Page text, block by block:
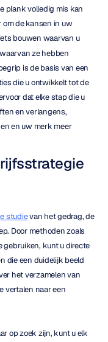
plank volledig mis kan
de kansen in uw
voordeel te keren. Het is het verschil tussen iets bouwen waarvan u
ze hebben
is de basis van een
die u ontwikkelt tot de
dat elke stap die u
en verlangens,
en uw merk meer
studie van het gedrag, de
Door methoden zoals
gebruiken, kunt u directe
die een duidelijk beeld
het verzamelen van
vertalen naar een
op zoek zijn, kunt u elk